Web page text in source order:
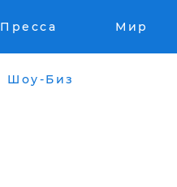
Пресса Мир
Шоу-Биз